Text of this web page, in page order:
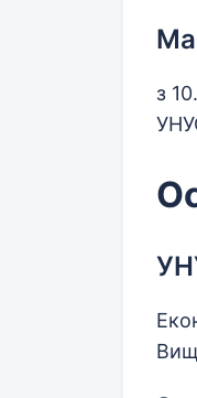
з